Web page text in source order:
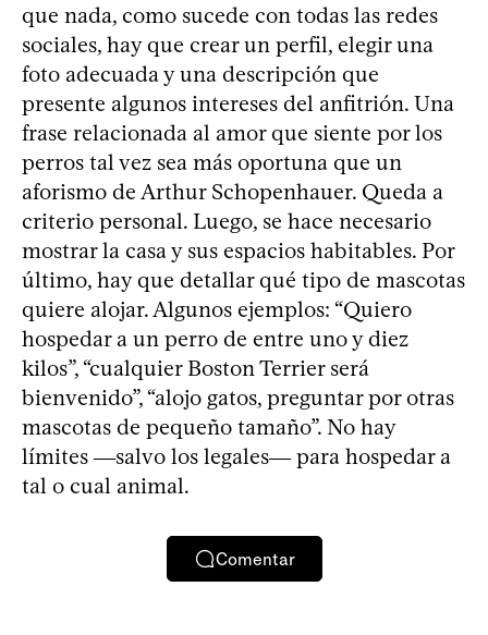
que nada, como sucede con todas las redes
sociales, hay que crear un perfil, elegir una
foto adecuada y una descripción que
presente algunos intereses del anfitrión. Una
frase relacionada al amor que siente por los
perros tal vez sea más oportuna que un
aforismo de Arthur Schopenhauer. Queda a
criterio personal. Luego, se hace necesario
mostrar la casa y sus espacios habitables. Por
último, hay que detallar qué tipo de mascotas
quiere alojar. Algunos ejemplos: “Quiero
hospedar a un perro de entre uno y diez
kilos”, “cualquier Boston Terrier será
bienvenido”, “alojo gatos, preguntar por otras
mascotas de pequeño tamaño”. No hay
límites ―salvo los legales― para hospedar a
tal o cual animal.
Comentar